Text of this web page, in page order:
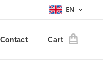
EN
Contact Cart